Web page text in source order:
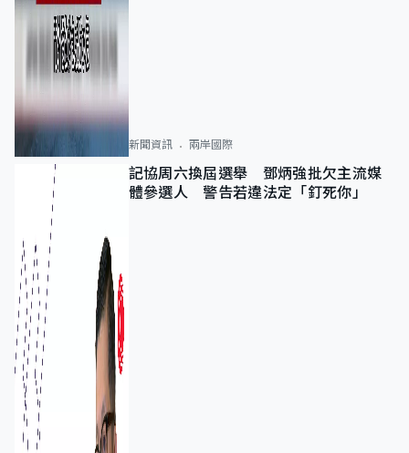
新聞資訊 兩岸國際
記協周六換屆選舉 鄧炳強批欠主流媒
體參選人 警告若違法定「釘死你」